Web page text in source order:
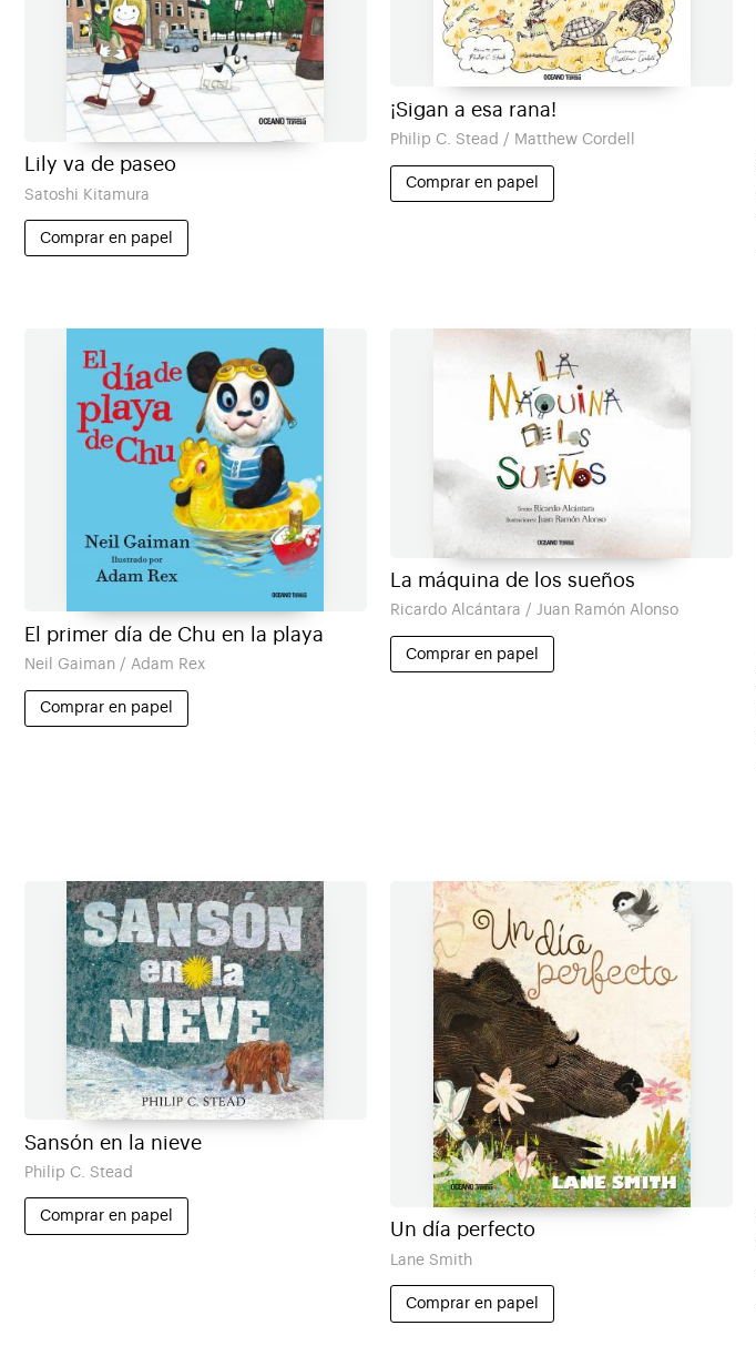
Lily va de paseo
Satoshi Kitamura
Comprar en papel
¡Sigan a esa rana!
Philip C. Stead / Matthew Cordell
Comprar en papel
El primer día de Chu en la playa
Neil Gaiman / Adam Rex
Comprar en papel
La máquina de los sueños
Ricardo Alcántara / Juan Ramón Alonso
Comprar en papel
Sansón en la nieve
Philip C. Stead
Comprar en papel
Un día perfecto
Lane Smith
Comprar en papel